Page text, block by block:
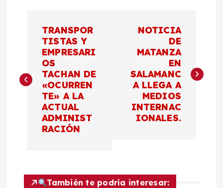
v
e
c
TRANSPOR
TISTAS Y
EMPRESARI
OS
TACHAN DE
«OCURREN
TE» A LA
ACTUAL
ADMINIST
RACIÓN
NOTICIA
DE
MATANZA
EN
SALAMANC
A LLEGA A
MEDIOS
INTERNAC
IONALES.
También te podría interesar: